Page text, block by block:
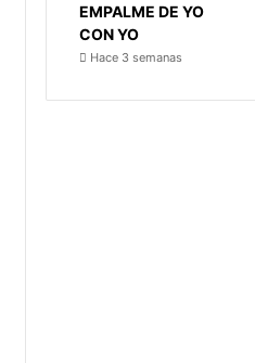
EMPALME DE YO
CON YO
Hace 3 semanas